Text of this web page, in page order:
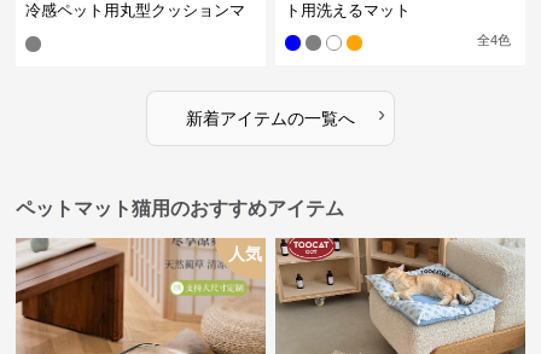
冷感ペット用丸型クッションマ
ト用洗えるマット
全4色
新着アイテムの一覧へ ›
ペットマット猫用のおすすめアイテム
人気